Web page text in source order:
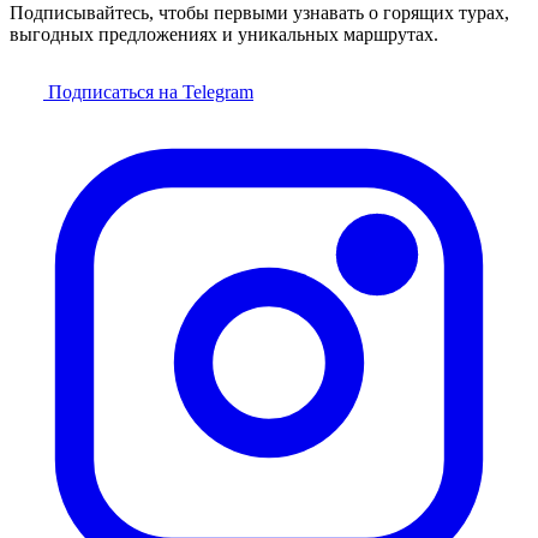
Подписывайтесь, чтобы первыми узнавать о горящих турах,
выгодных предложениях и уникальных маршрутах.
Подписаться на Telegram